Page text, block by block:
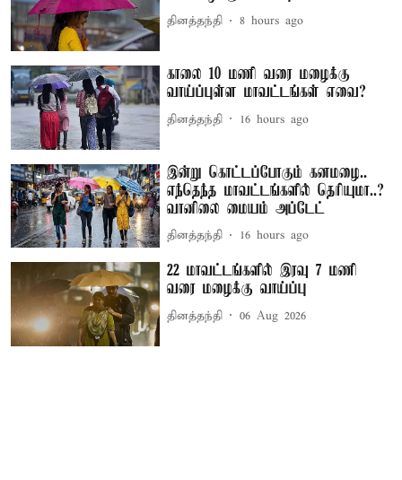
தினத்தந்தி 8 hours ago
காலை 10 மணி வரை மழைக்கு
வாய்ப்புள்ள மாவட்டங்கள் எவை?
தினத்தந்தி 16 hours ago
இன்று கொட்டப்போகும் கனமழை..
எந்தெந்த மாவட்டங்களில் தெரியுமா..?
வானிலை மையம் அப்டேட்
தினத்தந்தி 16 hours ago
22 மாவட்டங்களில் இரவு 7 மணி
வரை மழைக்கு வாய்ப்பு
தினத்தந்தி 06 Aug 2026